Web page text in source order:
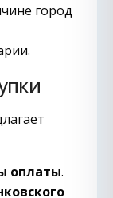
город
оплаты.